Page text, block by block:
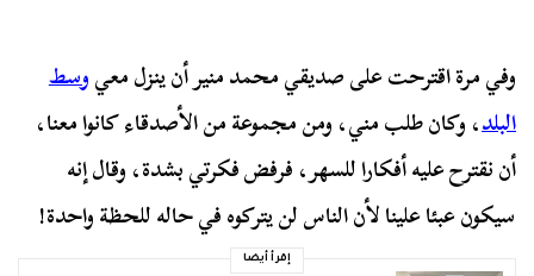
وفي مرة اقترحت على صديقي محمد منير أن ينزل معيوسط
البلد، وكان طلب مني، ومن مجموعة من الأصدقاء كانوا معنا،
أن نقترح عليه أفكارا للسهر، فرفض فكرتي بشدة، وقال إنه
سيكون عبئا علينا لأن الناس لن يتركوه في حاله للحظة واحدة!
إقرأ أيضا